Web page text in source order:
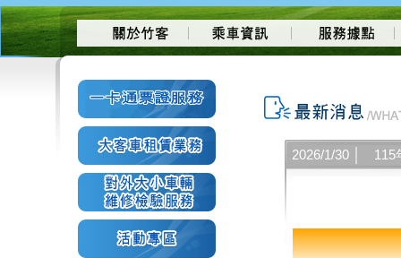
2026/1/30 │ 115